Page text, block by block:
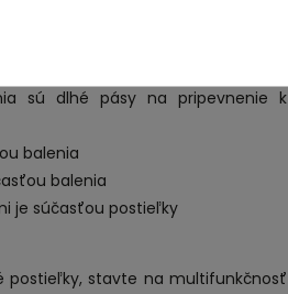
sú dlhé pásy na pripevnenie k
balenia
balenia
je súčasťou postieľky
postieľky, stavte na multifunkčnosť